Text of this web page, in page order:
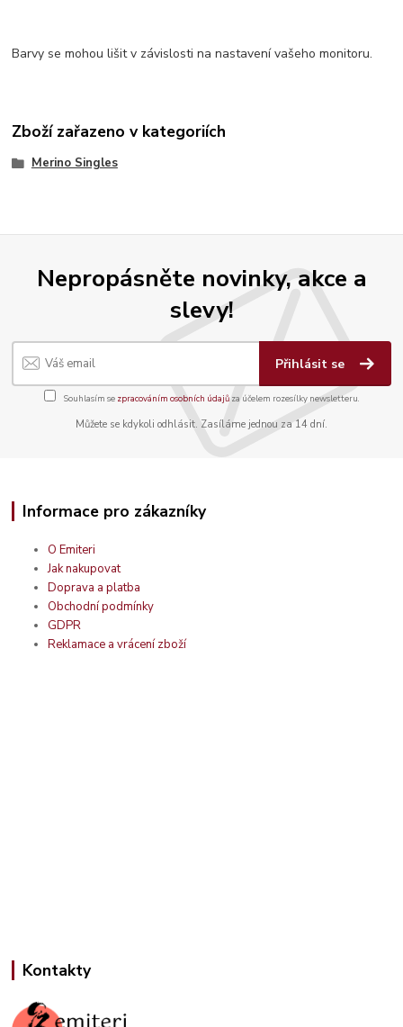
Barvy se mohou lišit v závislosti na nastavení vašeho monitoru.
Zboží zařazeno v kategoriích
Merino Singles
Nepropásněte novinky, akce a
slevy!
Přihlásit se
Souhlasím se zpracováním osobních údajůza účelem rozesílky newsletteru.
Můžete se kdykoli odhlásit. Zasíláme jednou za 14 dní.
Informace pro zákazníky
O Emiteri
Jak nakupovat
Doprava a platba
Obchodní podmínky
GDPR
Reklamace a vrácení zboží
Kontakty